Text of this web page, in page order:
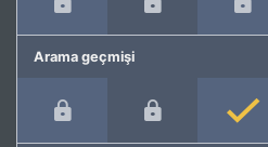
Arama geçmişi